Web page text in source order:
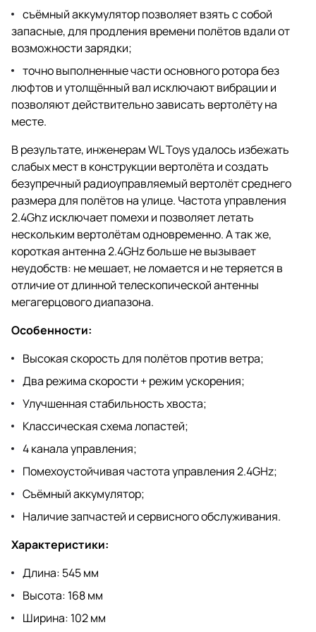
съёмный аккумулятор позволяет взять с собой
запасные, для продления времени полётов вдали от
возможности зарядки;
точно выполненные части основного ротора без
люфтов и утолщённый вал исключают вибрации и
позволяют действительно зависать вертолёту на
месте.
В результате, инженерам WL Toys удалось избежать
слабых мест в конструкции вертолёта и создать
безупречный радиоуправляемый вертолёт среднего
размера для полётов на улице. Частота управления
2.4Ghz исключает помехи и позволяет летать
нескольким вертолётам одновременно. А так же,
короткая антенна 2.4GHz больше не вызывает
неудобств: не мешает, не ломается и не теряется в
отличие от длинной телескопической антенны
мегагерцового диапазона.
Особенности:
Высокая скорость для полётов против ветра;
Два режима скорости + режим ускорения;
Улучшенная стабильность хвоста;
Классическая схема лопастей;
4 канала управления;
Помехоустойчивая частота управления 2.4GHz;
Съёмный аккумулятор;
Наличие запчастей и сервисного обслуживания.
Характеристики:
Длина: 545 мм
Высота: 168 мм
Ширина: 102 мм